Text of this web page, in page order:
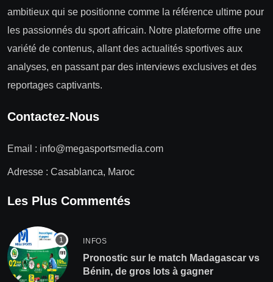
ambitieux qui se positionne comme la référence ultime pour
les passionnés du sport africain. Notre plateforme offre une
variété de contenus, allant des actualités sportives aux
analyses, en passant par des interviews exclusives et des
reportages captivants.
Contactez-Nous
Email : info@megasportsmedia.com
Adresse : Casablanca, Maroc
Les Plus Commentés
INFOS
Pronostic sur le match Madagascar vs
Bénin, de gros lots à gagner